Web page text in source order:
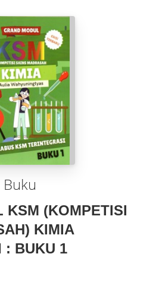
Buku
KSM (KOMPETISI
KIMIA
: BUKU 1